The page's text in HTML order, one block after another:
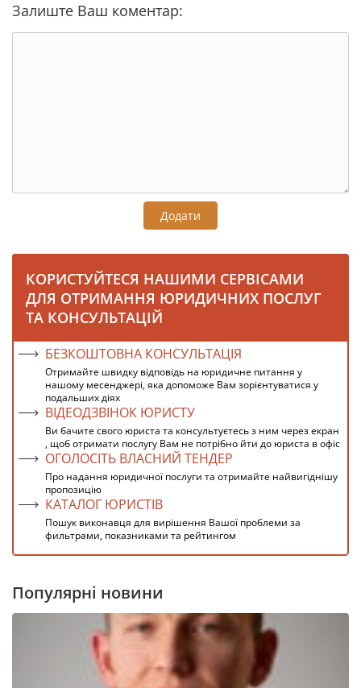
Залиште Ваш коментар:
Додати
КОРИСТУЙТЕСЯ НАШИМИ СЕРВІСАМИ
ДЛЯ ОТРИМАННЯ ЮРИДИЧНИХ ПОСЛУГ
ТА КОНСУЛЬТАЦІЙ
БЕЗКОШТОВНА КОНСУЛЬТАЦІЯ
Отримайте швидку відповідь на юридичне питання у
нашому месенджері, яка допоможе Вам зорієнтуватися у
подальших діях
ВІДЕОДЗВІНОК ЮРИСТУ
Ви бачите свого юриста та консультуєтесь з ним через екран
, щоб отримати послугу Вам не потрібно йти до юриста в офіс
ОГОЛОСІТЬ ВЛАСНИЙ ТЕНДЕР
Про надання юридичної послуги та отримайте найвигіднішу
пропозицію
КАТАЛОГ ЮРИСТІВ
Пошук виконавця для вирішення Вашої проблеми за
фильтрами, показниками та рейтингом
Популярні новини